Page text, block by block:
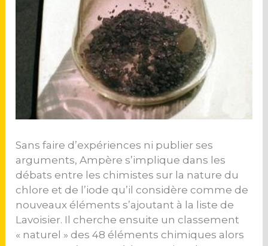
Sans faire d’expériences ni publier ses
arguments, Ampère s’implique dans les
débats entre les chimistes sur la nature du
chlore et de l’iode qu’il considère comme de
nouveaux éléments s’ajoutant à la liste de
Lavoisier. Il cherche ensuite un classement
« naturel » des 48 éléments chimiques alors